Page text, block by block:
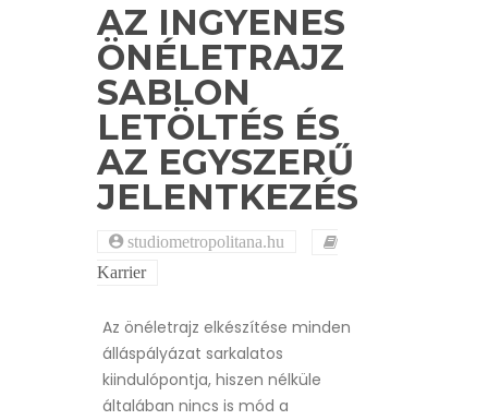
AZ INGYENES
ÖNÉLETRAJZ
SABLON
LETÖLTÉS ÉS
AZ EGYSZERŰ
JELENTKEZÉS
studiometropolitana.hu
Karrier
Az önéletrajz elkészítése minden
álláspályázat sarkalatos
kiindulópontja, hiszen nélküle
általában nincs is mód a